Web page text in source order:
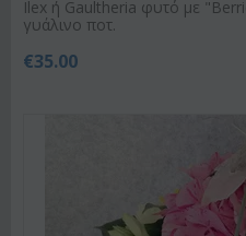
Ilex ή Gaultheria φυτό με
γυάλινο ποτ.
€35.00